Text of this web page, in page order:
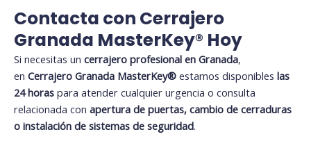
Contacta con Cerrajero
Granada MasterKey®️ Hoy
Si necesitas un cerrajero profesional en Granada,
en Cerrajero Granada MasterKey®️ estamos disponibles las
24 horas para atender cualquier urgencia o consulta
relacionada con apertura de puertas, cambio de cerraduras
o instalación de sistemas de seguridad.